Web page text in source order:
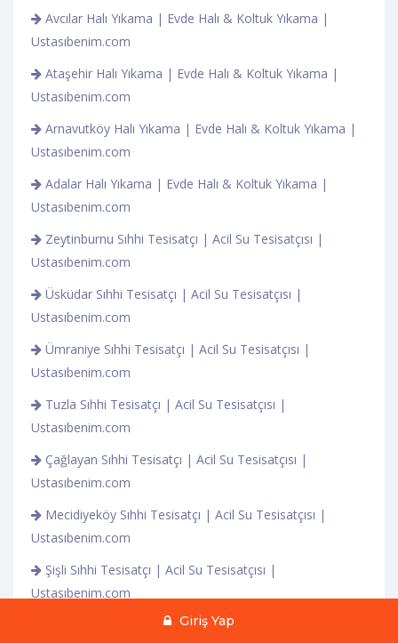
Giriş Yap
Avcılar Halı Yıkama | Evde Halı & Koltuk Yıkama |
Ustasıbenim.com
Ataşehir Halı Yıkama | Evde Halı & Koltuk Yıkama |
Ustasıbenim.com
Arnavutköy Halı Yıkama | Evde Halı & Koltuk Yıkama |
Ustasıbenim.com
Adalar Halı Yıkama | Evde Halı & Koltuk Yıkama |
Ustasıbenim.com
Zeytinburnu Sıhhi Tesisatçı | Acil Su Tesisatçısı |
Ustasıbenim.com
Üsküdar Sıhhi Tesisatçı | Acil Su Tesisatçısı |
Ustasıbenim.com
Ümraniye Sıhhi Tesisatçı | Acil Su Tesisatçısı |
Ustasıbenim.com
Tuzla Sıhhi Tesisatçı | Acil Su Tesisatçısı |
Ustasıbenim.com
Çağlayan Sıhhi Tesisatçı | Acil Su Tesisatçısı |
Ustasıbenim.com
Mecidiyeköy Sıhhi Tesisatçı | Acil Su Tesisatçısı |
Ustasıbenim.com
Şişli Sıhhi Tesisatçı | Acil Su Tesisatçısı |
Ustasıbenim.com
Şile Sıhhi Tesisatçı | Acil Su Tesisatçısı |